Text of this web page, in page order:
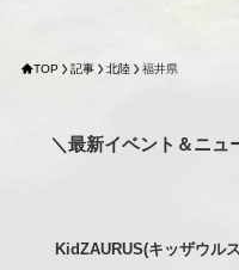
TOP 記事 北陸 福井県
＼最新イベント＆ニュ
KidZAURUS(キッザウル